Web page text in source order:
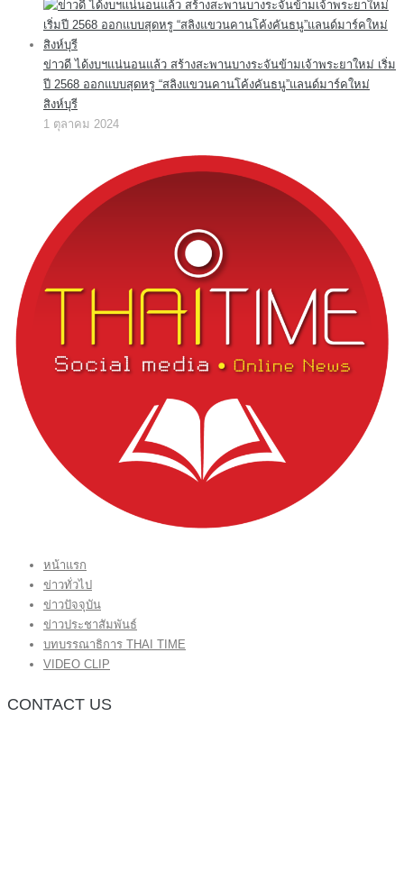
ข่าวดี ได้งบฯแน่นอนแล้ว สร้างสะพานบางระจันข้ามเจ้าพระยาใหม่ เริ่ม
ปี 2568 ออกแบบสุดหรู “สลิงแขวนคานโค้งคันธนู”แลนด์มาร์คใหม่
สิงห์บุรี
1 ตุลาคม 2024
หน้าแรก
ข่าวทั่วไป
ข่าวปัจจุบัน
ข่าวประชาสัมพันธ์
บทบรรณาธิการ THAI TIME
VIDEO CLIP
CONTACT US